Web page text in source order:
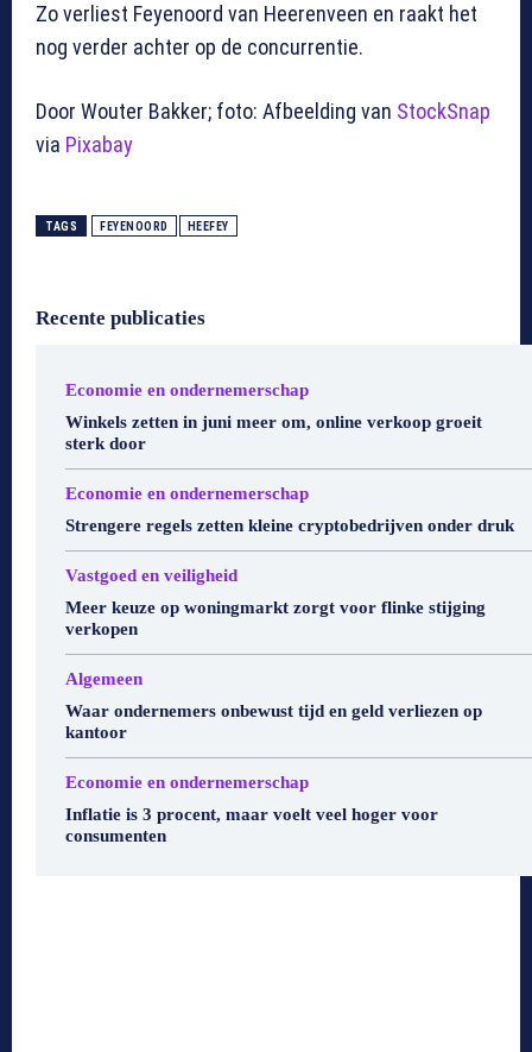
Zo verliest Feyenoord van Heerenveen en raakt het
nog verder achter op de concurrentie.
Door Wouter Bakker; foto: Afbeelding van StockSnap
via Pixabay
TAGS FEYENOORD HEEFEY
Recente publicaties
Economie en ondernemerschap
Winkels zetten in juni meer om, online verkoop groeit
sterk door
Economie en ondernemerschap
Strengere regels zetten kleine cryptobedrijven onder druk
Vastgoed en veiligheid
Meer keuze op woningmarkt zorgt voor flinke stijging
verkopen
Algemeen
Waar ondernemers onbewust tijd en geld verliezen op
kantoor
Economie en ondernemerschap
Inflatie is 3 procent, maar voelt veel hoger voor
consumenten